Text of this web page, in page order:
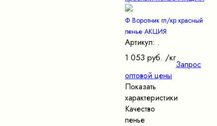
Ф Воротник гл/кр красный
пенье АКЦИЯ
Артикул: .
1 053 руб. /кг
Запрос
оптовой цены
Показать
характеристики
Качество
пенье